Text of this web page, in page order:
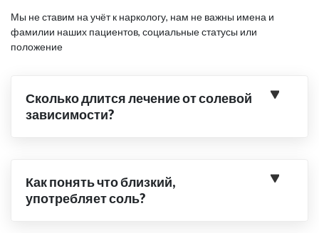
Мы не ставим на учёт к наркологу, нам не важны имена и
фамилии наших пациентов, социальные статусы или
положение
Сколько длится лечение от солевой
зависимости?
Как понять что близкий,
употребляет соль?